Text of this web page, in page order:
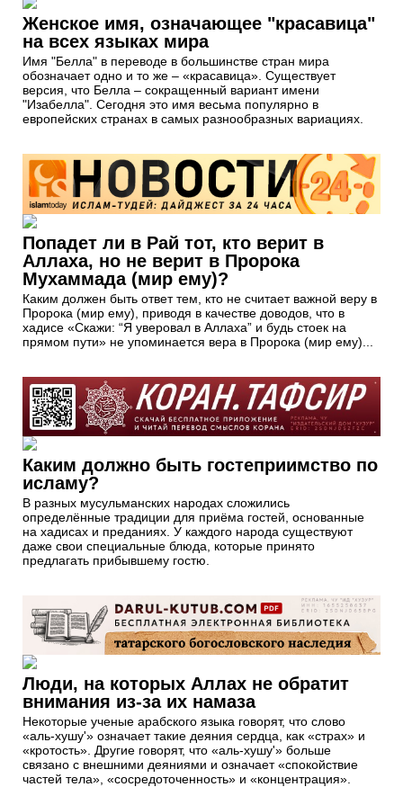
Женское имя, означающее "красавица"
на всех языках мира
Имя "Белла" в переводе в большинстве стран мира
обозначает одно и то же – «красавица». Существует
версия, что Белла – сокращенный вариант имени
"Изабелла". Сегодня это имя весьма популярно в
европейских странах в самых разнообразных вариациях.
Попадет ли в Рай тот, кто верит в
Аллаха, но не верит в Пророка
Мухаммада (мир ему)?
Каким должен быть ответ тем, кто не считает важной веру в
Пророка (мир ему), приводя в качестве доводов, что в
хадисе «Скажи: “Я уверовал в Аллаха” и будь стоек на
прямом пути» не упоминается вера в Пророка (мир ему)...
Каким должно быть гостеприимство по
исламу?
В разных мусульманских народах сложились
определённые традиции для приёма гостей, основанные
на хадисах и преданиях. У каждого народа существуют
даже свои специальные блюда, которые принято
предлагать прибывшему гостю.
Люди, на которых Аллах не обратит
внимания из-за их намаза
Некоторые ученые арабского языка говорят, что слово
«аль-хушу'» означает такие деяния сердца, как «страх» и
«кротость». Другие говорят, что «аль-хушу'» больше
связано с внешними деяниями и означает «спокойствие
частей тела», «сосредоточенность» и «концентрация».